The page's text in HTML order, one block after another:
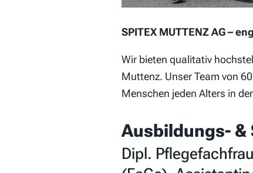
SPITEX MUTTENZ AG –
Wir bieten qualitativ
Muttenz. Unser Team von
Menschen jeden Alters in
Ausbildungs- &
Dipl.